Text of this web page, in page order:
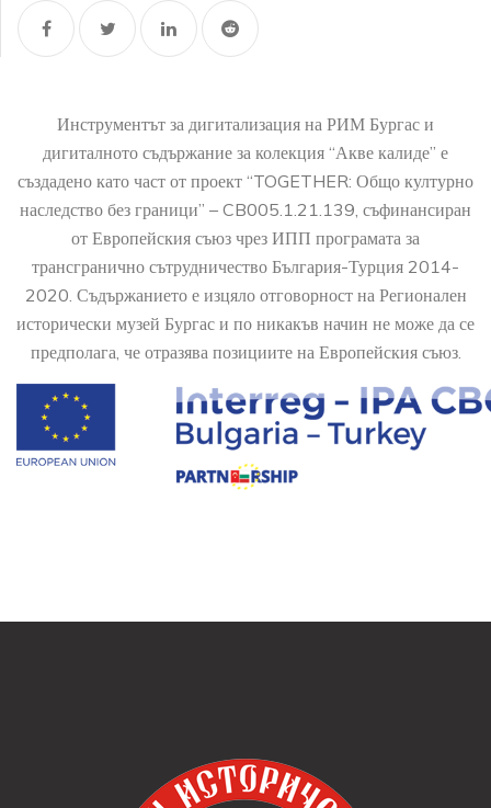
Инструментът за дигитализация на РИМ Бургас и
дигиталното съдържание за колекция “Акве калиде” е
създадено като част от проект “TOGETHER: Общо културно
наследство без граници” – CB005.1.21.139, съфинансиран
от Европейския съюз чрез ИПП програмата за
трансгранично сътрудничество България-Турция 2014-
2020. Съдържанието е изцяло отговорност на Регионален
исторически музей Бургас и по никакъв начин не може да се
предполага, че отразява позициите на Европейския съюз.